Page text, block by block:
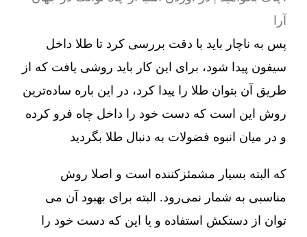
آرا
پس به ناچار باید با دقت بررسی کرد تا طلا داخل
سیفون پیدا شود، برای این کار باید روشی یافت که از
طریق آن بتوان طلا را پیدا کرد، در این باره ساده‌ترین
روش این است که دست خود را داخل چاه فرو کرده
و در میان انبوه فضولات به دنبال طلا بگردید
که البته بسیار مشمئزکننده است و اصلا روش
مناسبی به شمار نمی‌رود. البته برای بهبود آن می
توان از دستکش استفاده و یا این که دست خود را